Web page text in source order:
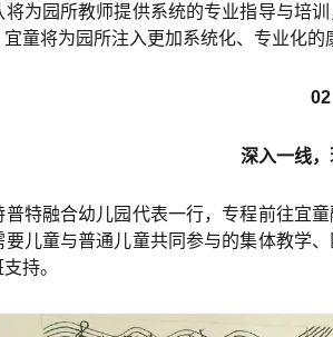
将为园所教师提供系统的专业指导与培
童将为园所注入更加系统化、专业化
02
深入一线
普特融合幼儿园代表一行，专程前往
儿童与普通儿童共同参与的集体教学
持。